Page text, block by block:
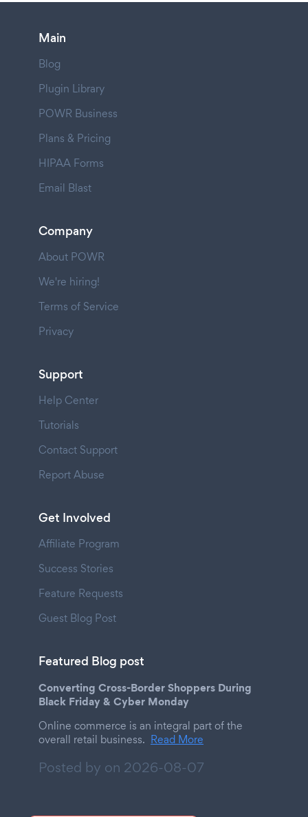
Main
Blog
Plugin Library
POWR Business
Plans & Pricing
HIPAA Forms
Email Blast
Company
About POWR
We're hiring!
Terms of Service
Privacy
Support
Help Center
Tutorials
Contact Support
Report Abuse
Get Involved
Affiliate Program
Success Stories
Feature Requests
Guest Blog Post
Featured Blog post
Converting Cross-Border Shoppers During
Black Friday & Cyber Monday
Online commerce is an integral part of the
overall retail business. Read More
Posted by on 2026-08-07